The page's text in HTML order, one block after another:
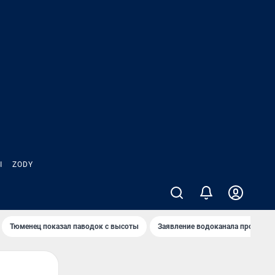
ZODY
Тюменец показал паводок с высоты Заявление водоканала про